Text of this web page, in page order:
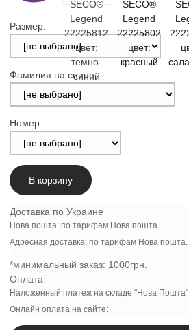
Размер:
Фамилия на спине:
Номер:
В корзину
Доставка по Украине
Нова пошта: по тарифам Нова пошта.
Адресная доставка: по тарифам Нова пошта.
*минимальный заказ: 1000грн.
Оплата
Наложенный платеж на складе "Нова Пошта"
Онлайн оплата на сайте: